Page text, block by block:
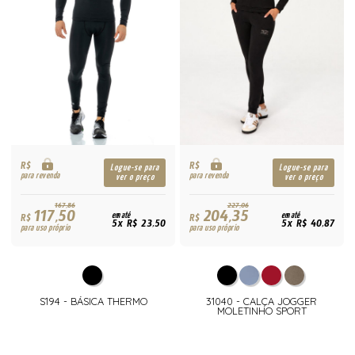
R$
para revenda
Logue-se para
ver o preço
167,86
R$117,50
para uso próprio
em até
5x R$ 23,50
S194 - BÁSICA THERMO
R$
para revenda
Logue-se para
ver o preço
227,06
R$204,35
para uso próprio
em até
5x R$ 40,87
31040 - CALÇA JOGGER
MOLETINHO SPORT